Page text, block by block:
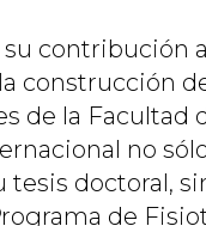
contribución
construcción
de la Facultad
no
tesis doctoral,
de